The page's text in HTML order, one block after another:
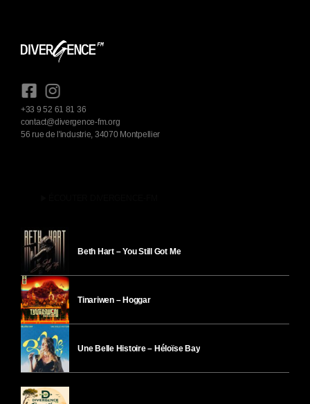
+33 9 52 61 81 36
contact@divergence-fm.org
56 rue de l'industrie, 34070 Montpellier
Beth Hart – You Still Got Me
Tinariwen – Hoggar
Une Belle Histoire – Héloïse Bay